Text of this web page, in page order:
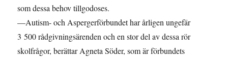
som dessa behov tillgodoses.
—Autism- och Aspergerförbundet har årligen ungefär
3 500 rådgivningsärenden och en stor del av dessa rör
skolfrågor, berättar Agneta Söder, som är förbundets